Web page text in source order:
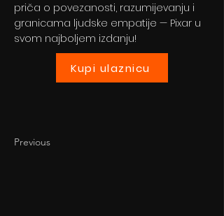
priča o povezanosti, razumijevanju i
granicama ljudske empatije — Pixar u
svom najboljem izdanju!
Kupi ulaznicu
Previous